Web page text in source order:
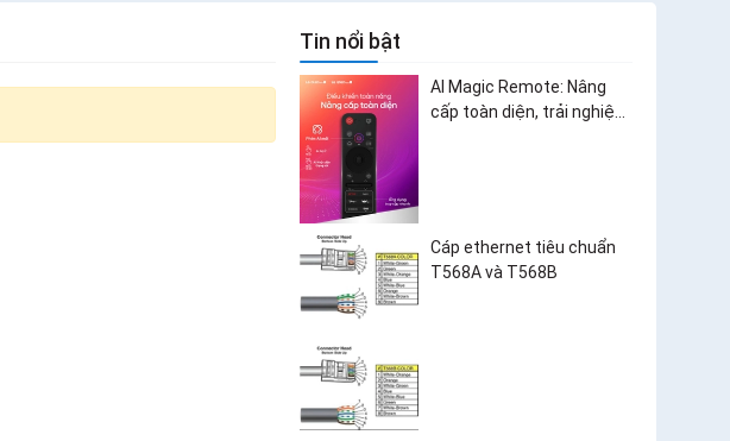
Tin nổi bật
AI Magic Remote: Nâng
cấp toàn diện, trải nghiệm
Cáp ethernet tiêu chuẩn
T568A và T568B